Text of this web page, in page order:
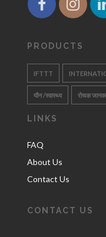
PRODUCTS
IFTTT
यौन /स्वास्थ्य रोचक
LINKS
FAQ
About Us
Contact Us
CONTACT US